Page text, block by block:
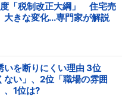
「税制改正大綱」 住宅売
大きな変化...専門家が解説
いを断りにくい理由 3位
ない」、2位「職場の雰囲
、1位は?